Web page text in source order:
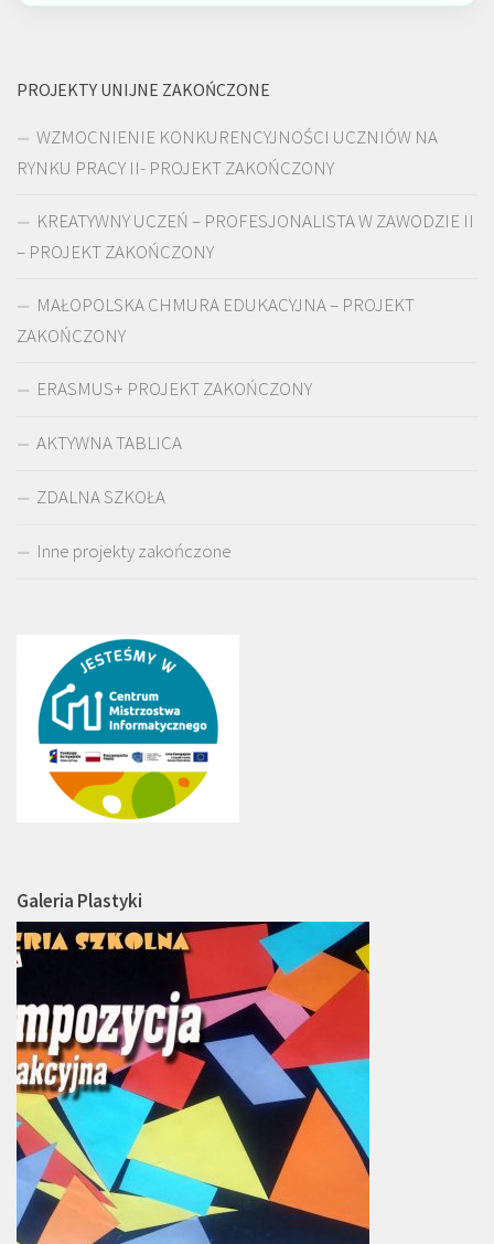
PROJEKTY UNIJNE ZAKOŃCZONE
WZMOCNIENIE KONKURENCYJNOŚCI UCZNIÓW NA
RYNKU PRACY II- PROJEKT ZAKOŃCZONY
KREATYWNY UCZEŃ – PROFESJONALISTA W ZAWODZIE II
– PROJEKT ZAKOŃCZONY
MAŁOPOLSKA CHMURA EDUKACYJNA – PROJEKT
ZAKOŃCZONY
ERASMUS+ PROJEKT ZAKOŃCZONY
AKTYWNA TABLICA
ZDALNA SZKOŁA
Inne projekty zakończone
Galeria Plastyki